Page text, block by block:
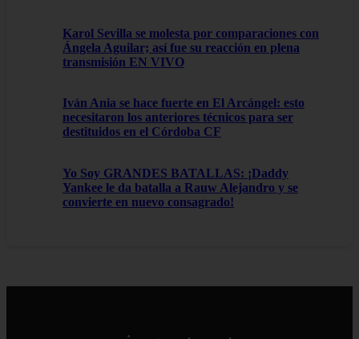
Karol Sevilla se molesta por comparaciones con
Ángela Aguilar; así fue su reacción en plena
transmisión EN VIVO
Iván Ania se hace fuerte en El Arcángel: esto
necesitaron los anteriores técnicos para ser
destituidos en el Córdoba CF
Yo Soy GRANDES BATALLAS: ¡Daddy
Yankee le da batalla a Rauw Alejandro y se
convierte en nuevo consagrado!